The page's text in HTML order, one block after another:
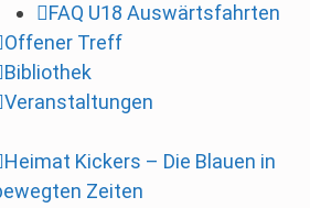
FAQ U18 Auswärtsfahrten
Offener Treff
Bibliothek
Veranstaltungen
Heimat Kickers – Die Blauen in
Zeiten